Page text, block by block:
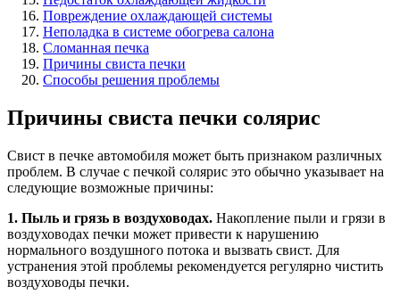
Повреждение охлаждающей системы
Неполадка в системе обогрева салона
Сломанная печка
Причины свиста печки
Способы решения проблемы
Причины свиста печки солярис
Свист в печке автомобиля может быть признаком различных
проблем. В случае с печкой солярис это обычно указывает на
следующие возможные причины:
1. Пыль и грязь в воздуховодах. Накопление пыли и грязи в
воздуховодах печки может привести к нарушению
нормального воздушного потока и вызвать свист. Для
устранения этой проблемы рекомендуется регулярно чистить
воздуховоды печки.